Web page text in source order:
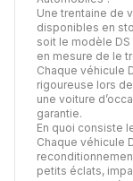
Une trentaine de
disponibles en
soit le modèle DS
en mesure de le
Chaque véhicule
rigoureuse lors
une voiture
garantie.
En quoi consiste
Chaque véhicule
petits éclats,